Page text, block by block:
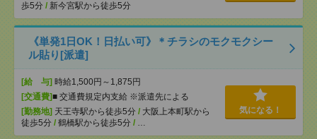
歩5分 / 新今宮駅から徒歩5分
《単発1日OK！日払い可》＊チラシのモクモクシー
ル貼り[派遣]
[給 与] 時給1,500円～1,875円
[交通費]■ 交通費規定内支給 ※派遣先による
[勤務地] 天王寺駅から徒歩5分 / 大阪上本町駅から
徒歩5分 / 鶴橋駅から徒歩5分 / …
気になる！